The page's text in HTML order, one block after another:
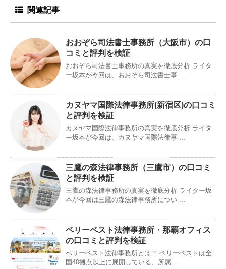
関連記事
おおぞら司法書士事務所（大阪市）の口
コミと評判を検証
おおぞら司法書士事務所の真実を徹底分析 ライタ
ー坂本が今回は、おおぞら司法書士事 ...
カヌヤマ国際法律事務所(新宿区)の口コミ
と評判を検証
カヌヤマ国際法律事務所の真実を徹底分析 ライタ
ー坂本が今回は、カヌヤマ国際法律事 ...
三鷹の森法律事務所（三鷹市）の口コミ
と評判を検証
三鷹の森法律事務所の真実を徹底分析 ライター坂
本が今回は三鷹の森法律事務所につい ...
ベリーベスト法律事務所・那覇オフィス
の口コミと評判を検証
ベリーベスト法律事務所とは？ ベリーベストは全
国40拠点以上に展開している、所属 ...